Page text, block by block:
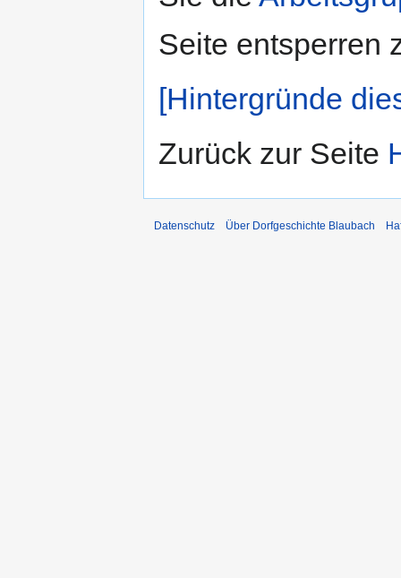
Seite entsperren
[Hintergründe
Zurück zur Seite
Datenschutz Über Dorfgeschichte Blaubach